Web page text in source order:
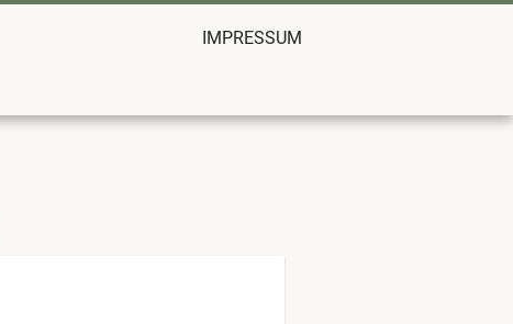
IMPRESSUM